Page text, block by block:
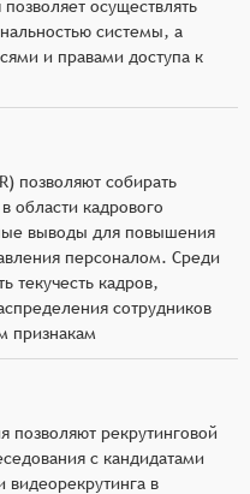
осуществлять
системы, а
и правами доступа к
позволяют собирать
области кадрового
выводы для повышения
персоналом. Среди
текучесть кадров,
сотрудников
признакам
позволяют рекрутинговой
с кандидатами
видеорекрутинга в